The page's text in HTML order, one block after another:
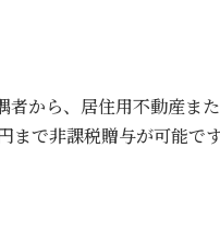
者から、居住用不動産ま
まで非課税贈与が可能です